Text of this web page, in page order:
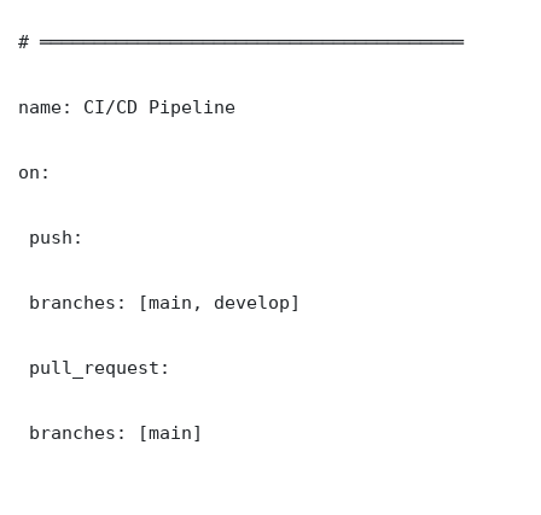
# ═══════════════════════════════════════
name: CI/CD Pipeline
on:
push:
branches: [main, develop]
pull_request:
branches: [main]